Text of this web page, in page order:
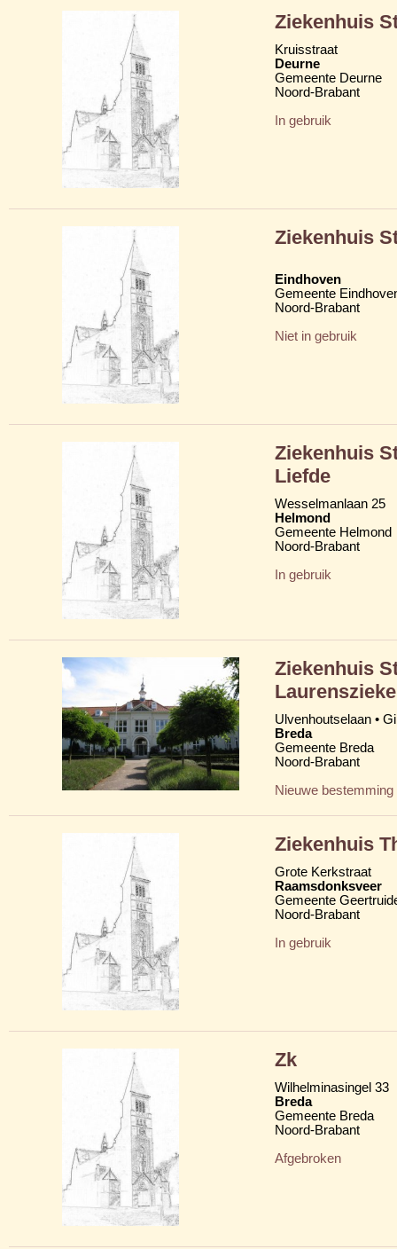
Ziekenhuis
Kruisstraat
Deurne
Gemeente Deurne
Noord-Brabant
In gebruik
Ziekenhuis
Eindhoven
Gemeente
Noord-Brabant
Niet in gebruik
Ziekenhuis
Liefde
Wesselmanlaan 25
Helmond
Gemeente Helmond
Noord-Brabant
In gebruik
Ziekenhuis
Ulvenhoutselaan •
Breda
Gemeente Breda
Noord-Brabant
Nieuwe bestemming
Ziekenhuis
Grote Kerkstraat
Raamsdonksveer
Gemeente
Noord-Brabant
In gebruik
Zk
Wilhelminasingel 33
Breda
Gemeente Breda
Noord-Brabant
Afgebroken